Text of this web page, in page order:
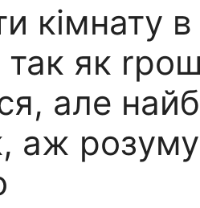
кімнату в
як
але
аж розуму